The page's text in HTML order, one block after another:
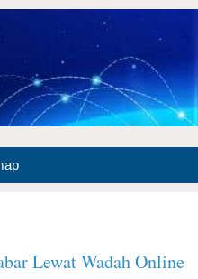
Lewat Wadah Online